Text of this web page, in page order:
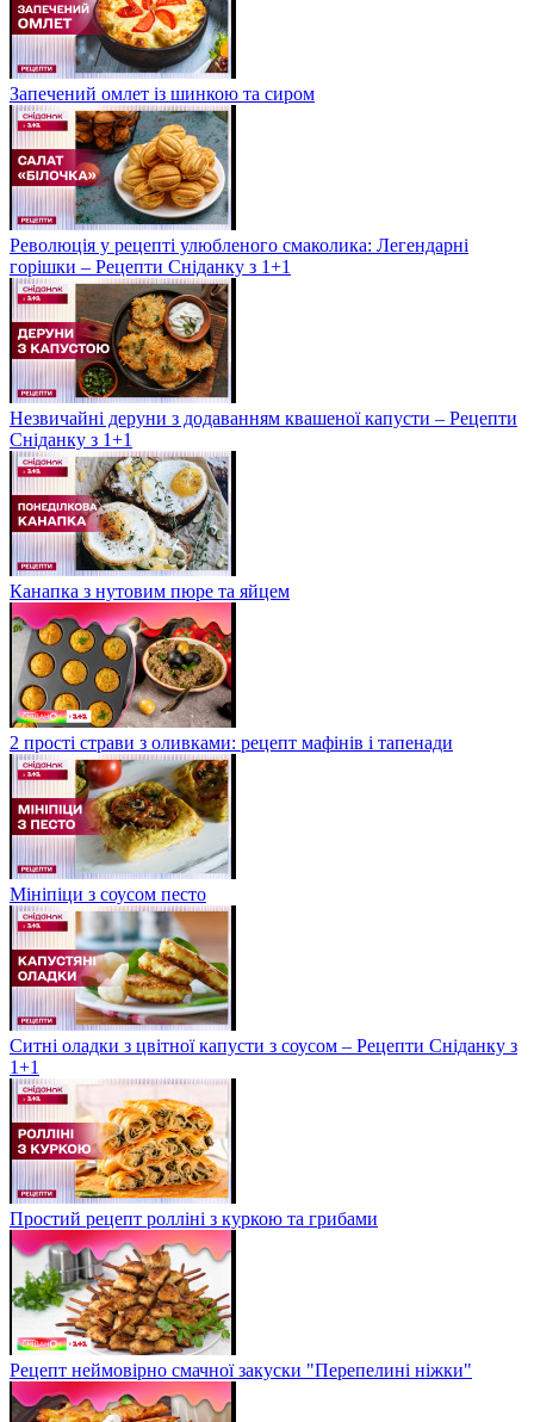
Запечений омлет із шинкою та сиром
Революція у рецепті улюбленого смаколика: Легендарні
горішки – Рецепти Сніданку з 1+1
Незвичайні деруни з додаванням квашеної капусти – Рецепти
Сніданку з 1+1
Канапка з нутовим пюре та яйцем
2 прості страви з оливками: рецепт мафінів і тапенади
Мініпіци з соусом песто
Ситні оладки з цвітної капусти з соусом – Рецепти Сніданку з
1+1
Простий рецепт ролліні з куркою та грибами
Рецепт неймовірно смачної закуски "Перепелині ніжки"